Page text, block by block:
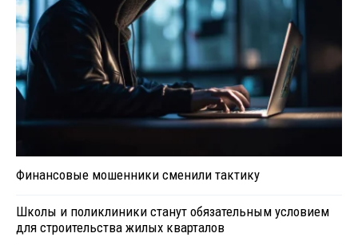
Финансовые мошенники сменили тактику
Школы и поликлиники станут обязательным условием
для строительства жилых кварталов